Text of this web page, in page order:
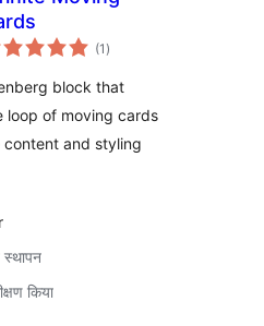
(1 कुल
दर)
block that
loop of moving cards
and styling
किया